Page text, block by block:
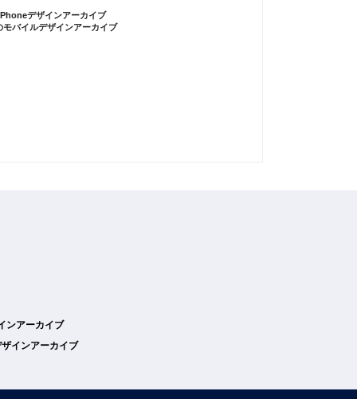
デザインアーカイブ
バイルデザインアーカイブ
ンアーカイブ
インアーカイブ